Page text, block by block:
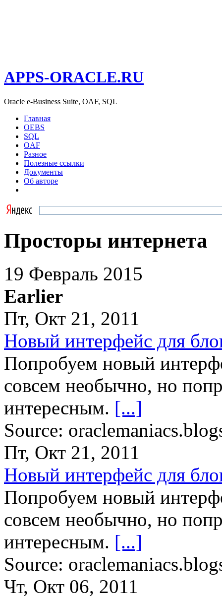
APPS-ORACLE.RU
Oracle e-Business Suite, OAF, SQL
Главная
OEBS
SQL
OAF
Разное
Полезные ссылки
Документы
Об авторе
Просторы интернета
19 Февраль 2015
Earlier
Пт, Окт 21, 2011
Новый интерфейс для
Попробуем новый
совсем необычно, но
интересным. [...]
Source:
Пт, Окт 21, 2011
Новый интерфейс для
Попробуем новый
совсем необычно, но
интересным. [...]
Source:
Чт, Окт 06, 2011